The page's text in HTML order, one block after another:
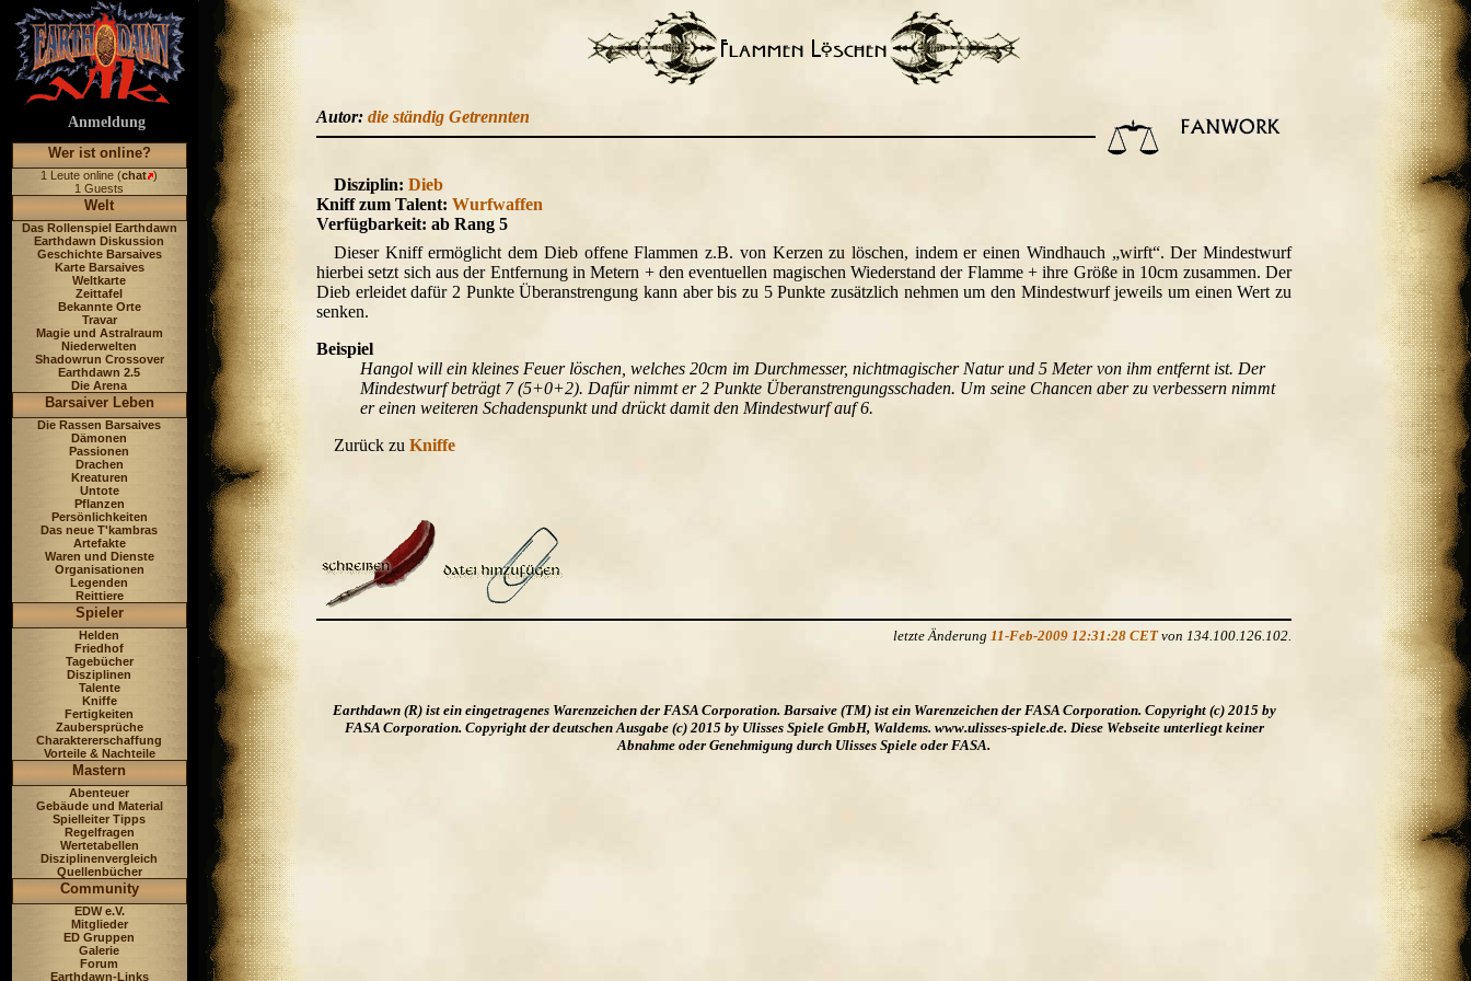
Anmeldung
Wer ist online?
1 Leute online (chat )
1 Guests
Welt
Das Rollenspiel Earthdawn
Earthdawn Diskussion
Geschichte Barsaives
Karte Barsaives
Weltkarte
Zeittafel
Bekannte Orte
Travar
Magie und Astralraum
Niederwelten
Shadowrun Crossover
Earthdawn 2.5
Die Arena
Barsaiver Leben
Die Rassen Barsaives
Dämonen
Passionen
Drachen
Kreaturen
Untote
Pflanzen
Persönlichkeiten
Das neue T'kambras
Artefakte
Waren und Dienste
Organisationen
Legenden
Reittiere
Spieler
Helden
Friedhof
Tagebücher
Disziplinen
Talente
Kniffe
Fertigkeiten
Zaubersprüche
Charaktererschaffung
Vorteile & Nachteile
Mastern
Abenteuer
Gebäude und Material
Spielleiter Tipps
Regelfragen
Wertetabellen
Disziplinenvergleich
Quellenbücher
Community
EDW e.V.
Mitglieder
ED Gruppen
Galerie
Forum
Earthdawn-Links
Autor: die ständig Getrennten
Disziplin: Dieb
Kniff zum Talent: Wurfwaffen
Verfügbarkeit: ab Rang 5
Dieser Kniff ermöglicht dem Dieb offene Flammen z.B. von Kerzen zu löschen, indem er einen Windhauch „wirft“. Der Mindestwurf
hierbei setzt sich aus der Entfernung in Metern + den eventuellen magischen Wiederstand der Flamme + ihre Größe in 10cm zusammen. Der
Dieb erleidet dafür 2 Punkte Überanstrengung kann aber bis zu 5 Punkte zusätzlich nehmen um den Mindestwurf jeweils um einen Wert zu
senken.
Beispiel
Hangol will ein kleines Feuer löschen, welches 20cm im Durchmesser, nichtmagischer Natur und 5 Meter von ihm entfernt ist. Der
Mindestwurf beträgt 7 (5+0+2). Dafür nimmt er 2 Punkte Überanstrengungsschaden. Um seine Chancen aber zu verbessern nimmt
er einen weiteren Schadenspunkt und drückt damit den Mindestwurf auf 6.
Zurück zu Kniffe
letzte Änderung 11-Feb-2009 12:31:28 CETvon 134.100.126.102.
Earthdawn (R) ist ein eingetragenes Warenzeichen der FASA Corporation. Barsaive (TM) ist ein Warenzeichen der FASA Corporation. Copyright (c) 2015 by
FASA Corporation. Copyright der deutschen Ausgabe (c) 2015 by Ulisses Spiele GmbH, Waldems. www.ulisses-spiele.de. Diese Webseite unterliegt keiner
Abnahme oder Genehmigung durch Ulisses Spiele oder FASA.